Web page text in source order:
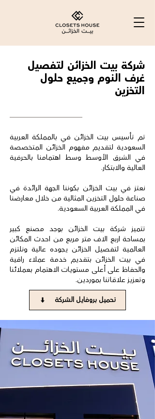
شركة بيت الخزائن لتفصيل
غرف النوم وجميع حلول
التخزين
تم تأسيس بيت الخزائن في بالمملكة العربية
السعودية لتقديم مفهوم الخزائن المتخصصة
في الشرق الأوسط وسط اهتمامنا بالحرفية
العالية والابتكار.
نعتز في بيت الخزائن بكوننا الجهة الرائدة في
صناعة حلول التخزين المثالية من خلال معارضنا
في المملكة العربية السعودية.
تتميز شركة بيت الخزائن بوجد مصنع كبير
بمساحة اربع الاف متر مربع من احدث المكائن
العالمية لتفصيل الخزائن يجوده عالية ونلتزم
في بيت الخزائن بتقديم خدمة عملاء راقية
والحفاظ على أعلى مستويات الاهتمام بعملائنا
وتعزيز علاقاتنا بموردين.
تحميل بروفايل الشركة